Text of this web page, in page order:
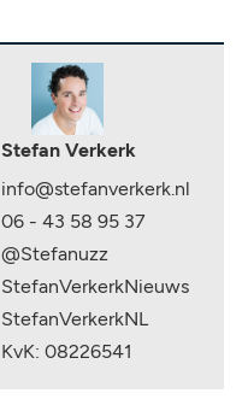
Stefan Verkerk
info@stefanverkerk.nl
06 - 43 58 95 37
@Stefanuzz
StefanVerkerkNieuws
StefanVerkerkNL
KvK: 08226541